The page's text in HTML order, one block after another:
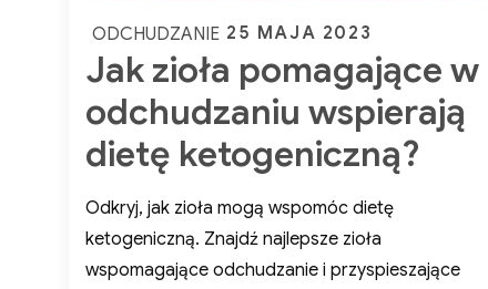
ODCHUDZANIE Posted
on
25 MAJA 2023
Jak zioła pomagające w
odchudzaniu wspierają
dietę ketogeniczną?
Odkryj, jak zioła mogą wspomóc dietę
ketogeniczną. Znajdź najlepsze zioła
wspomagające odchudzanie i przyspieszające